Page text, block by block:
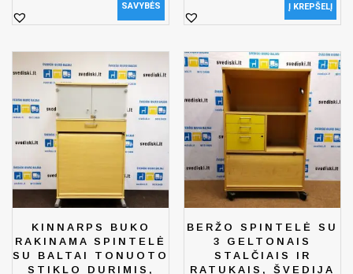
SAVYBĖS Į KREPŠELĮ
KINNARPS BUKO
RAKINAMA SPINTELĖ
SU BALTAI TONUOTO
STIKLO DURIMIS,
BERŽO SPINTELĖ SU
3 GELTONAIS
STALČIAIS IR
RATUKAIS, ŠVEDIJA